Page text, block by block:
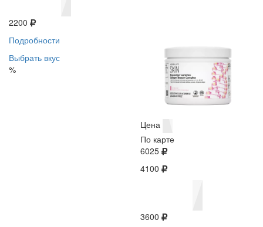
2200
Подробности
Выбрать вкус
%
Цена
По карте
6025
4100
3600